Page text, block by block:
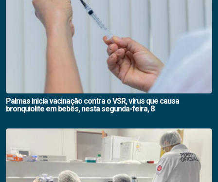
Palmas inicia vacinação contra o VSR, vírus que causa
bronquiolite em bebês, nesta segunda-feira, 8